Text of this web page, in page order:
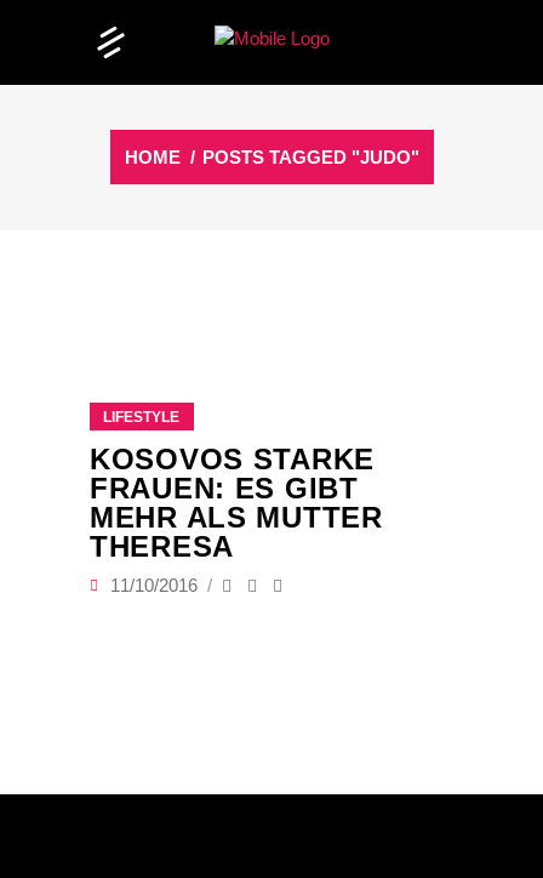
HOME / POSTS TAGGED "JUDO"
LIFESTYLE
KOSOVOS STARKE
FRAUEN: ES GIBT
MEHR ALS MUTTER
THERESA
11/10/2016